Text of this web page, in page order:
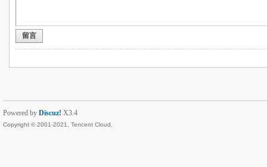
留言
Powered by Discuz! X3.4
Copyright © 2001-2021, Tencent Cloud.